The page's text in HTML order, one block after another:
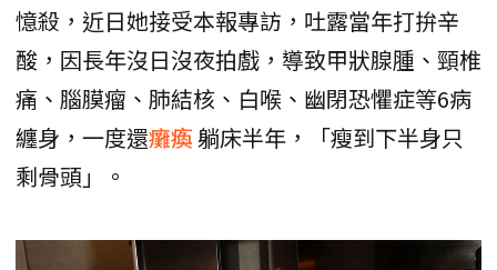
憶殺，近日她接受本報專訪，吐露當年打拚辛
酸，因長年沒日沒夜拍戲，導致甲狀腺腫、頸椎
痛、腦膜瘤、肺結核、白喉、幽閉恐懼症等6病
纏身，一度還癱瘓躺床半年，「瘦到下半身只
剩骨頭」。